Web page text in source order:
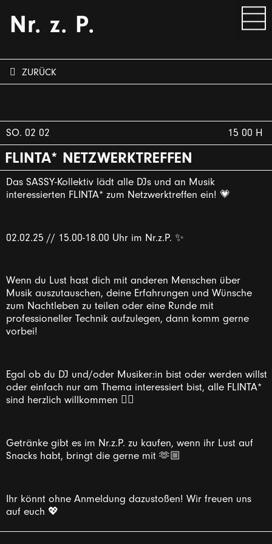
Nr. z. P.
ZURÜCK
SO. 02 02 15 00 H
FLINTA* NETZWERKTREFFEN
Das SASSY-Kollektiv lädt alle DJs und an Musik
interessierten FLINTA* zum Netzwerktreffen ein! 💗
02.02.25 // 15.00-18.00 Uhr im Nr.z.P. ✨
Wenn du Lust hast dich mit anderen Menschen über
Musik auszutauschen, deine Erfahrungen und Wünsche
zum Nachtleben zu teilen oder eine Runde mit
professioneller Technik aufzulegen, dann komm gerne
vorbei!
Egal ob du DJ und/oder Musiker:in bist oder werden willst
oder einfach nur am Thema interessiert bist, alle FLINTA*
sind herzlich willkommen 👯‍♀️
Getränke gibt es im Nr.z.P. zu kaufen, wenn ihr Lust auf
Snacks habt, bringt die gerne mit 🫶🏼
Ihr könnt ohne Anmeldung dazustoßen! Wir freuen uns
auf euch 💖